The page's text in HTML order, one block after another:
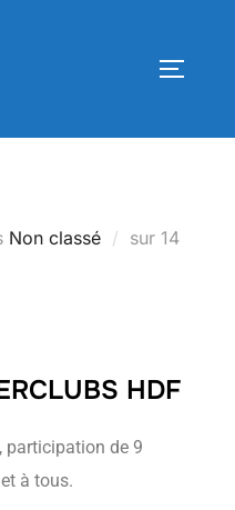
Non classé sur 14
HDF
participation de 9
à tous.